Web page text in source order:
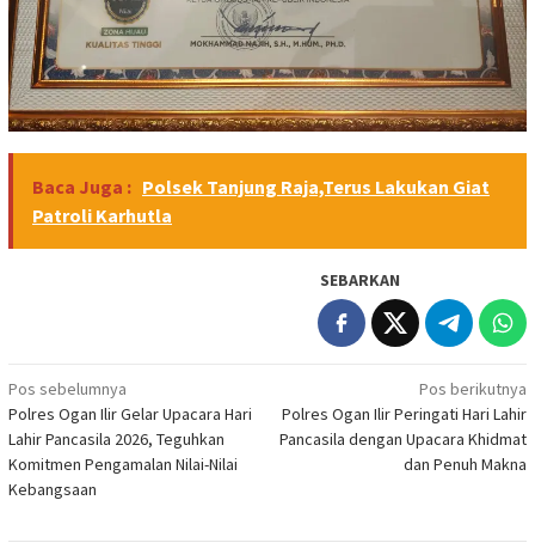
Baca Juga : Polsek Tanjung Raja,Terus Lakukan Giat
Patroli Karhutla
SEBARKAN
Navigasi
pos
Pos sebelumnya
Polres Ogan Ilir Gelar Upacara Hari
Lahir Pancasila 2026, Teguhkan
Komitmen Pengamalan Nilai-Nilai
Kebangsaan
Pos berikutnya
Polres Ogan Ilir Peringati Hari Lahir
Pancasila dengan Upacara Khidmat
dan Penuh Makna